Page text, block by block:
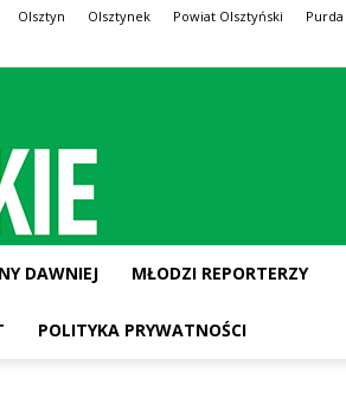
Olsztyn Olsztynek Powiat Olsztyński Purda
DAWNIEJ MŁODZI REPORTERZY
POLITYKA PRYWATNOŚCI